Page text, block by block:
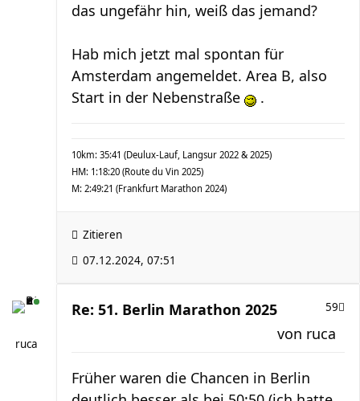
das ungefähr hin, weiß das jemand?
Hab mich jetzt mal spontan für
Amsterdam angemeldet. Area B, also
Start in der Nebenstraße
.
10km: 35:41 (Deulux-Lauf, Langsur 2022 & 2025)
HM: 1:18:20 (Route du Vin 2025)
M: 2:49:21 (Frankfurt Marathon 2024)
Zitieren
07.12.2024, 07:51
ruca
Re: 51. Berlin Marathon 2025 59
von ruca
Früher waren die Chancen in Berlin